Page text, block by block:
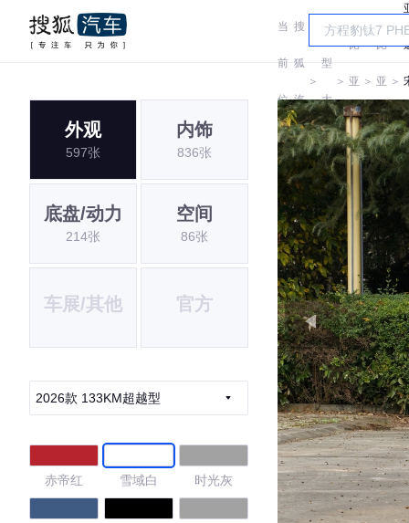
当
前
位
置:
搜
狐
汽
车
＞
车
型
大
全
＞
比
亚
迪
＞
比
亚
迪
＞
外观
597张
内饰
836张
底盘/动力
214张
空间
86张
车展/其他 官方
2026款 133KM超越型
赤帝红 雪域白 时光灰